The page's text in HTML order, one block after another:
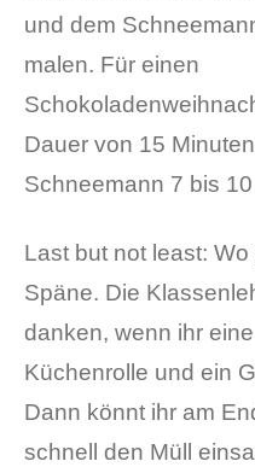
und dem
malen. Für einen
Dauer von 15
Schneemann 7 bis
Last but not least:
Späne. Die
danken, wenn ihr
Küchenrolle und ein
Dann könnt ihr am
schnell den Müll